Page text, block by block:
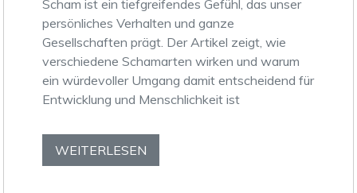
Scham ist ein tiefgreifendes Gefühl, das unser
persönliches Verhalten und ganze
Gesellschaften prägt. Der Artikel zeigt, wie
verschiedene Schamarten wirken und warum
ein würdevoller Umgang damit entscheidend für
Entwicklung und Menschlichkeit ist
WEITERLESEN